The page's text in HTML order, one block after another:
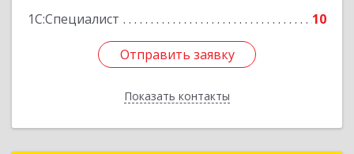
1С:Специалист
10
Отправить заявку
Показать контакты
Отправить заявку
Назад